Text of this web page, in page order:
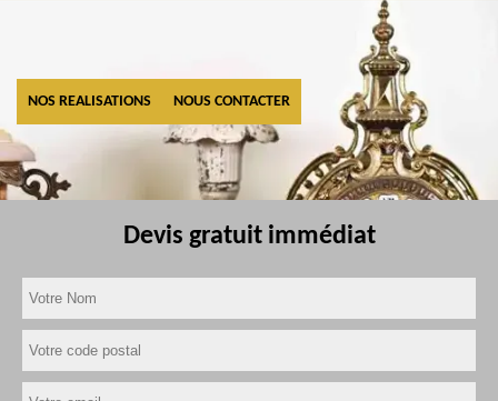
NOS REALISATIONS NOUS CONTACTER
Devis gratuit immédiat